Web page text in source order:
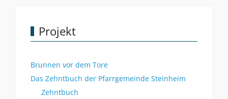
Projekt
Brunnen vor dem Tore
Das Zehntbuch der Pfarrgemeinde Steinheim
Zehntbuch